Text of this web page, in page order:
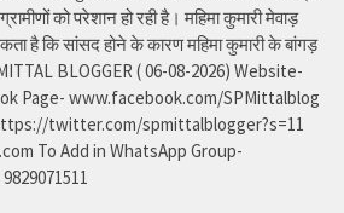
को परेशान हो रही है। महिमा कुमारी मेवाड़
है कि सांसद होने के कारण महिमा कुमारी के बांगड़
BLOGGER ( 06-08-2026) Website-
Page- www.facebook.com/SPMittalblog
twitter.com/spmittalblogger?s=11
To Add in WhatsApp Group-